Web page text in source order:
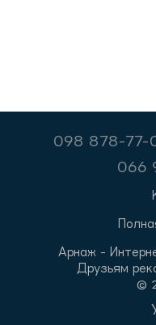
098 878-77-
066
Арнаж -
Друзьям
©